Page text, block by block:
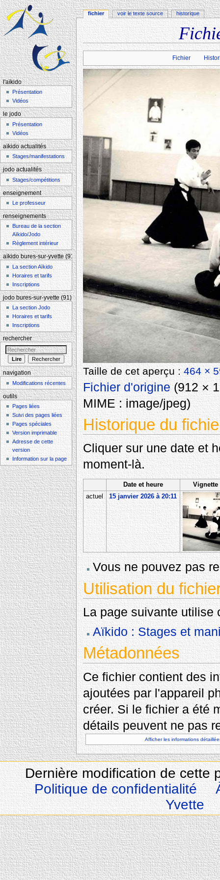
Aller à :navigation , rechercher
Fichier
Taille de cet aperçu :464 ×
Fichier d'origine‎(912 ×
MIME :image/jpeg)
Historique du
Cliquer sur une date et
moment-là.
Date et heure
Vignette
actuel
15 janvier 2026 à 20:11
Vous ne pouvez pas
Utilisation du
La page suivante utilise
Aïkido : Stages et
Métadonnées
Ce fichier contient des
ajoutées par l'appareil
créer. Si le fichier a été
détails peuvent ne pas
Afficher les informations
fichier voir le texte source historique
l'aïkido
Présentation
Vidéos
le jodo
Présentation
Vidéos
aïkido actualités
Stages/manifestations
jodo actualités
Stages/compétitions
enseignement
Le professeur
renseignements
Bureau de la section
Aïkido/Jodo
Règlement intérieur
aïkido bures-sur-yvette (91)
La section Aïkido
Horaires et tarifs
Inscriptions
jodo bures-sur-yvette (91)
La section Jodo
Horaires et tarifs
Inscriptions
rechercher
navigation
Modifications récentes
outils
Pages liées
Suivi des pages liées
Pages spéciales
Version imprimable
Adresse de cette
version
Information sur la page
Dernière modification de cette
Politique de confidentialité
Yvette